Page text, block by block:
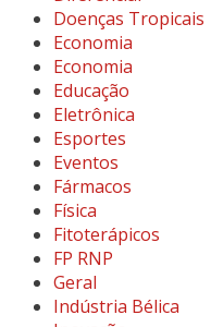
Doenças Tropicais
Economia
Economia
Educação
Eletrônica
Esportes
Eventos
Fármacos
Física
Fitoterápicos
FP RNP
Geral
Indústria Bélica